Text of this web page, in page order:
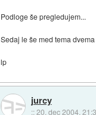
Podloge še pregledujem...
Sedaj le še med tema
lp
jurcy
::20. dec 2004,